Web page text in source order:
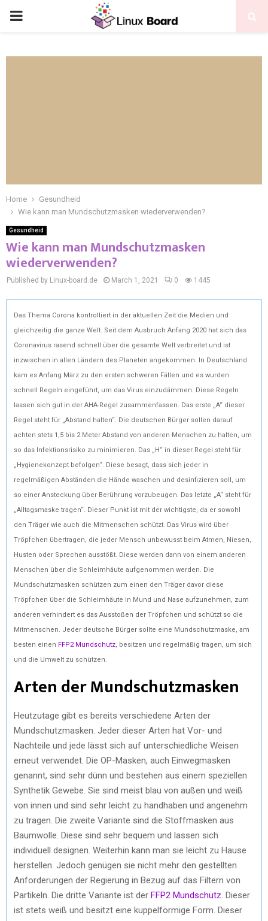
Home
Gesundheid
Wie kann man Mundschutzmasken wiederverwenden?
Gesundheid
Wie kann man Mundschutzmasken
wiederverwenden?
Published by Linux-board.de March 1, 2021 0 1445
Das Thema Corona kontrolliert in der aktuellen Zeit die Medien und
gleichzeitig die ganze Welt. Seit dem Ausbruch Anfang 2020 hat sich das
Coronavirus rasend schnell über die gesamte Welt verbreitet und ist
inzwischen in allen Ländern des Planeten angekommen. In Deutschland
kam es Anfang März zu den ersten schweren Fällen und es wurden
schnell Regeln eingeführt, um das Virus einzudämmen. Diese Regeln
lassen sich gut in der AHA-Regel zusammenfassen. Das erste „A“ dieser
Regel steht für „Abstand halten“. Die deutschen Bürger sollen darauf
achten stets 1,5 bis 2 Meter Abstand von anderen Menschen zu halten, um
so das Infektionsrisiko zu minimieren. Das „H“ in dieser Regel steht für
„Hygienekonzept befolgen“. Diese besagt, dass sich jeder in
regelmäßigen Abständen die Hände waschen und desinfizieren soll, um
so einer Ansteckung über Berührung vorzubeugen. Das letzte „A“ steht für
„Alltagsmaske tragen“. Dieser Punkt ist mit der wichtigste, da er sowohl
den Träger wie auch die Mitmenschen schützt. Das Virus wird über
Tröpfchen übertragen, die jeder Mensch unbewusst beim Atmen, Niesen,
Husten oder Sprechen ausstößt. Diese werden dann von einem anderen
Menschen über die Schleimhäute aufgenommen werden. Die
Mundschutzmasken schützen zum einen den Träger davor diese
Tröpfchen über die Schleimhäute in Mund und Nase aufzunehmen, zum
anderen verhindert es das Ausstoßen der Tröpfchen und schützt so die
Mitmenschen. Jeder deutsche Bürger sollte eine Mundschutzmaske, am
besten einen FFP2 Mundschutz , besitzen und regelmäßig tragen, um sich
und die Umwelt zu schützen.
Arten der Mundschutzmasken
Heutzutage gibt es bereits verschiedene Arten der
Mundschutzmasken. Jeder dieser Arten hat Vor- und
Nachteile und jede lässt sich auf unterschiedliche Weisen
erneut verwendet. Die OP-Masken, auch Einwegmasken
genannt, sind sehr dünn und bestehen aus einem speziellen
Synthetik Gewebe. Sie sind meist blau von außen und weiß
von innen und sind sehr leicht zu handhaben und angenehm
zu tragen. Die zweite Variante sind die Stoffmasken aus
Baumwolle. Diese sind sehr bequem und lassen sich
individuell designen. Weiterhin kann man sie leicht zu Hause
herstellen. Jedoch genügen sie nicht mehr den gestellten
Anforderungen der Regierung in Bezug auf das Filtern von
Partikeln. Die dritte Variante ist der FFP2 Mundschutz . Dieser
ist stets weiß und besitzt eine kuppelförmige Form. Dieser